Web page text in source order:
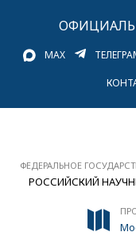
MAX
ФЕДЕРАЛЬНОЕ
РОССИЙСКИЙ